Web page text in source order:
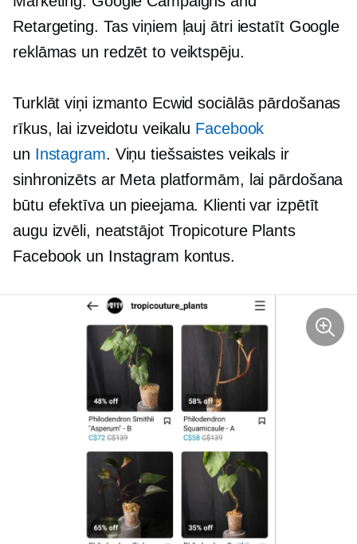
Retargeting. Tas viņiem ļauj ātri iestatīt Google
reklāmas un redzēt to veiktspēju.
Turklāt viņi izmanto Ecwid sociālās pārdošanas
rīkus, lai izveidotu veikalu Facebook
un Instagram. Viņu tiešsaistes veikals ir
sinhronizēts ar Meta platformām, lai pārdošana
būtu efektīva un pieejama. Klienti var izpētīt
augu izvēli, neatstājot Tropicoture Plants
Facebook un Instagram kontus.